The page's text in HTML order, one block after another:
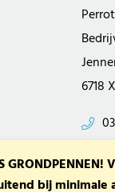
6718
bij